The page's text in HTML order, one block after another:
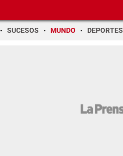
SUCESOS MUNDO DEPORTES